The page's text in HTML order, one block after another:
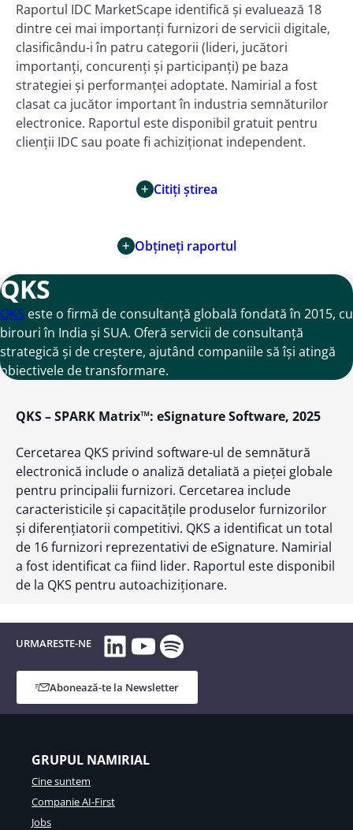
Raportul IDC MarketScape identifică și evaluează 18
dintre cei mai importanți furnizori de servicii digitale,
clasificându-i în patru categorii (lideri, jucători
importanți, concurenți și participanți) pe baza
strategiei și performanței adoptate. Namirial a fost
clasat ca jucător important în industria semnăturilor
electronice. Raportul este disponibil gratuit pentru
clienții IDC sau poate fi achiziționat independent.
Citiți știrea
Obțineți raportul
QKS
QKS este o firmă de consultanță globală fondată în 2015, cu
birouri în India și SUA. Oferă servicii de consultanță
strategică și de creștere, ajutând companiile să își atingă
obiectivele de transformare.
QKS – SPARK Matrix™: eSignature Software, 2025
Cercetarea QKS privind software-ul de semnătură
electronică include o analiză detaliată a pieței globale
pentru principalii furnizori. Cercetarea include
caracteristicile și capacitățile produselor furnizorilor
și diferențiatorii competitivi. QKS a identificat un total
de 16 furnizori reprezentativi de eSignature. Namirial
a fost identificat ca fiind lider. Raportul este disponibil
de la QKS pentru autoachiziționare.
URMARESTE-NE LinkedIn
YouTube
Spotify
Abonează-te la Newsletter
GRUPUL NAMIRIAL
Cine suntem
Companie AI-First
Jobs